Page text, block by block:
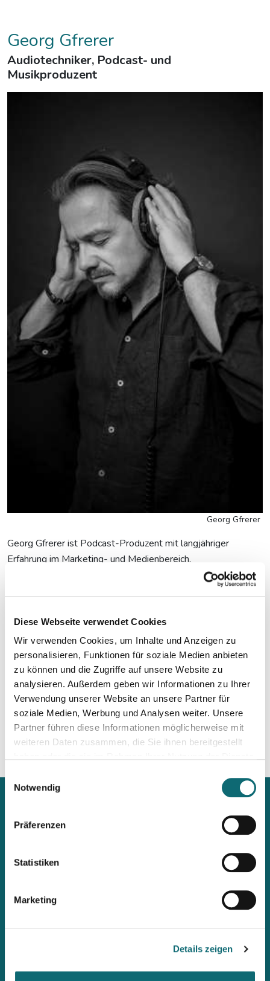
Diese Webseite verwendet Cookies
Wir verwenden Cookies, um Inhalte und Anzeigen zu
personalisieren, Funktionen für soziale Medien anbieten
zu können und die Zugriffe auf unsere Website zu
analysieren. Außerdem geben wir Informationen zu Ihrer
Verwendung unserer Website an unsere Partner für
soziale Medien, Werbung und Analysen weiter. Unsere
Partner führen diese Informationen möglicherweise mit
weiteren Daten zusammen, die Sie ihnen bereitgestellt
Einwilligungsauswahl
Notwendig
Präferenzen
Statistiken
Marketing
Details zeigen
Georg Gfrerer
Audiotechniker, Podcast- und
Musikproduzent
Georg Gfrerer
Georg Gfrerer ist Podcast-Produzent mit langjähriger
Erfahrung im Marketing- und Medienbereich.
Mit seiner Agentur Audio Funnel entwickelt und produziert er
Podcasts für Medienhäuser wie Die Presse, APA, Kleine
Zeitung und Red Bull Media House uvm. Georg Gfrerer
ist diplomierter Tontechniker und Musiker.
Mehr Informationen:
immer up2date bleiben
Workshops, Stipendien, Summer Schools, Lehrgänge &
internationale Briefings: Wenn ihr als Erste informiert werden